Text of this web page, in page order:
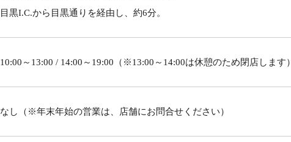
目黒I.C.から目黒通りを経由し、約6分。
10:00～13:00 / 14:00～19:00（※13:00～14:00は休憩のため閉店します）
なし（※年末年始の営業は、店舗にお問合せください）